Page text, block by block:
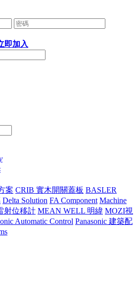
即加入
案 CRIB 實木開關蓋板 BASLER
Delta Solution FA Component Machine
射位移計 MEAN WELL 明緯 MOZI視
Automatic Control Panasonic 建築配